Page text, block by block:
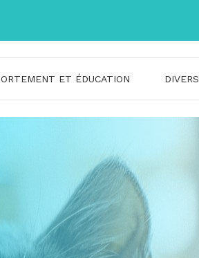
ET ÉDUCATION DIVERS